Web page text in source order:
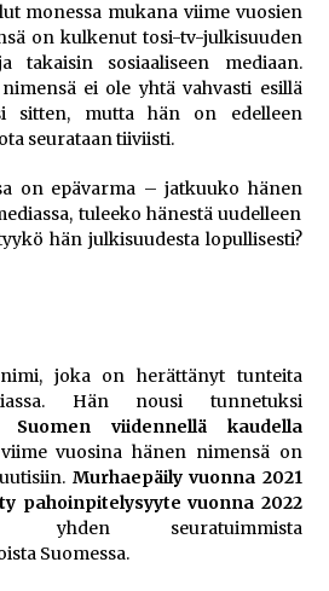
monessa mukana viime vuosien
on kulkenut tosi-tv-julkisuuden
takaisin sosiaaliseen mediaan.
ei ole yhtä vahvasti esillä
sitten, mutta hän on edelleen
seurataan tiiviisti.
on epävarma – jatkuuko hänen
tuleeko hänestä uudelleen
hän julkisuudesta lopullisesti?
joka on herättänyt tunteita
Hän nousi tunnetuksi
viidennellä kaudella
vuosina hänen nimensä on
Murhaepäily vuonna 2021
pahoinpitelysyyte vuonna 2022
yhden seuratuimmista
Suomessa.